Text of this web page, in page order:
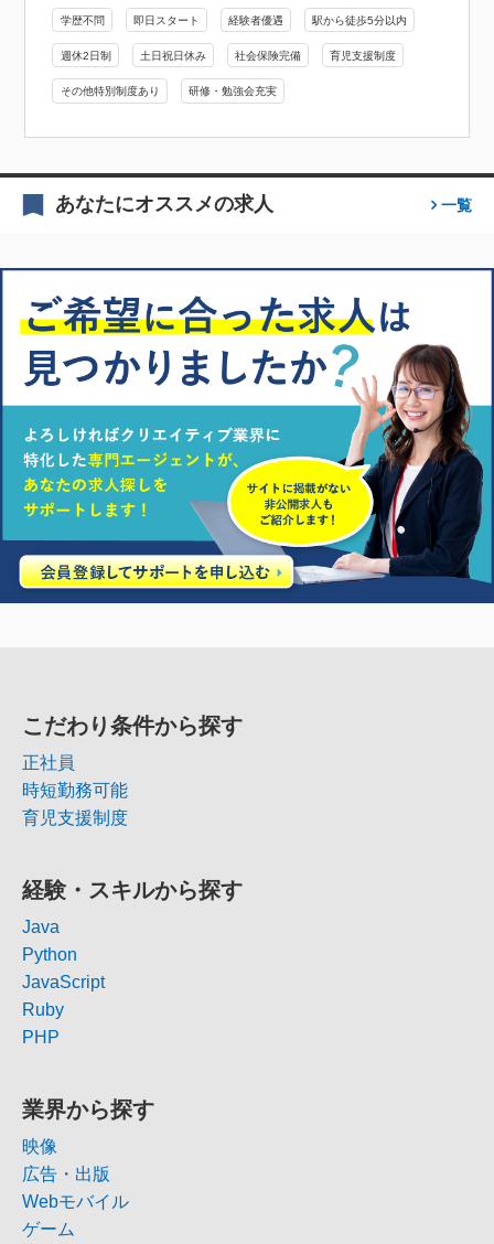
学歴不問 即日スタート 経験者優遇 駅から徒歩5分以内
週休2日制 土日祝日休み 社会保険完備 育児支援制度
その他特別制度あり 研修・勉強会充実
あなたにオススメの求人 一覧
こだわり条件から探す
正社員
時短勤務可能
育児支援制度
経験・スキルから探す
Java
Python
JavaScript
Ruby
PHP
業界から探す
映像
広告・出版
Webモバイル
ゲーム